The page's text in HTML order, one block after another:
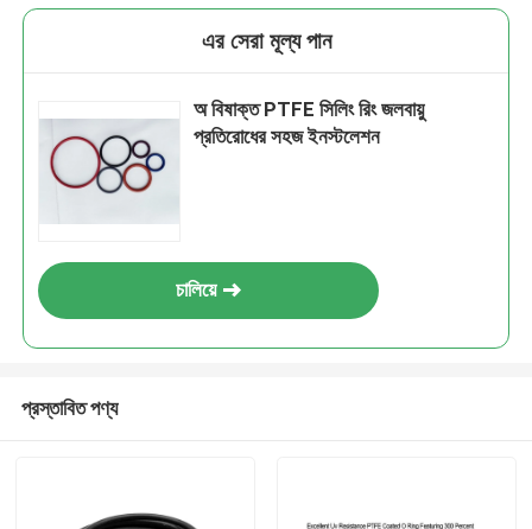
এর সেরা মূল্য পান
অ বিষাক্ত PTFE সিলিং রিং জলবায়ু
প্রতিরোধের সহজ ইনস্টলেশন
চালিয়ে
প্রস্তাবিত পণ্য